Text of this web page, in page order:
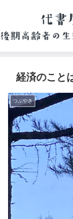
経済のこと
つぶやき